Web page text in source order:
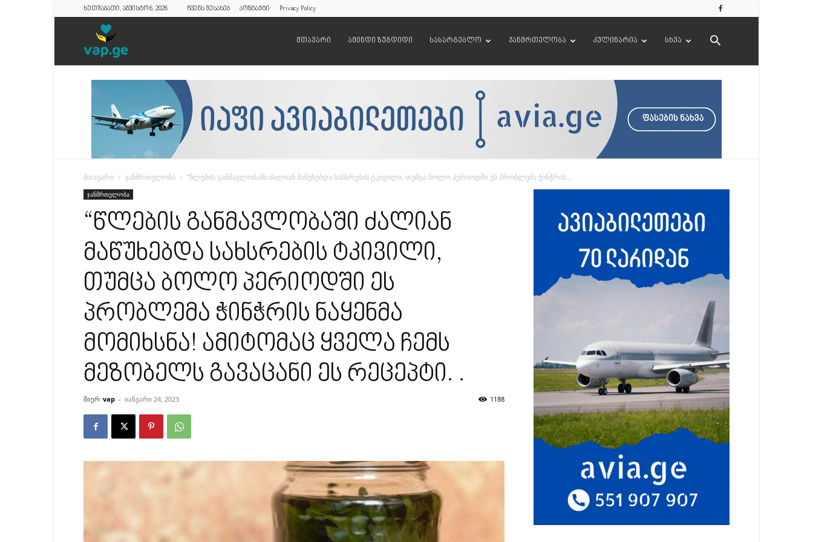
ხუთშაბათი, აგვისტო 6, 2026 ჩვენს შესახებ კონტაქტი Privacy Policy
მთავარი ამინდი ზუგდიდი სასარგებლო ჯანმრთელობა კულინარია სხვა
მთავარი ჯანმრთელობა “წლების განმავლობაში ძალიან მაწუხებდა სახსრების ტკივილი, თუმცა ბოლო პერიოდში ეს პრობლემა ჭინჭრის...
ჯანმრთელობა
“წლების განმავლობაში ძალიან
მაწუხებდა სახსრების ტკივილი,
თუმცა ბოლო პერიოდში ეს
პრობლემა ჭინჭრის ნაყენმა
მომიხსნა! ამიტომაც ყველა ჩემს
მეზობელს გავაცანი ეს რეცეპტი. .
მიერ vap - იანვარი 24, 2023 1188